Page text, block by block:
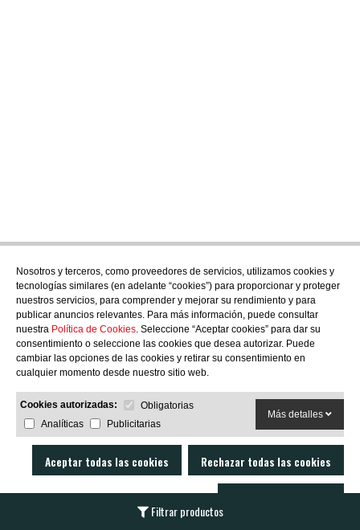
Filtrar productos
Nosotros y terceros, como proveedores de servicios, utilizamos cookies y
tecnologías similares (en adelante “cookies”) para proporcionar y proteger
nuestros servicios, para comprender y mejorar su rendimiento y para
publicar anuncios relevantes. Para más información, puede consultar
nuestra Política de Cookies. Seleccione “Aceptar cookies” para dar su
consentimiento o seleccione las cookies que desea autorizar. Puede
cambiar las opciones de las cookies y retirar su consentimiento en
cualquier momento desde nuestro sitio web.
Cookies autorizadas:
Obligatorias
Analíticas
Publicitarias
Más detalles
Aceptar todas las cookies Rechazar todas las cookies